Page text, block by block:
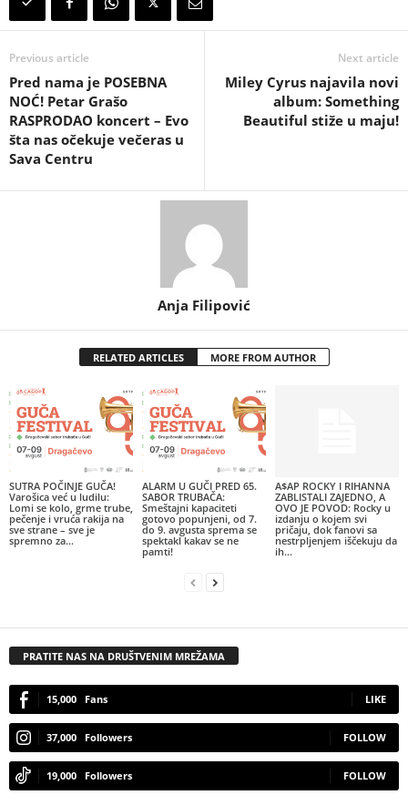
Previous article
Pred nama je POSEBNA
NOĆ! Petar Grašo
RASPRODAO koncert – Evo
šta nas očekuje večeras u
Sava Centru
Next article
Miley Cyrus najavila novi
album: Something
Beautiful stiže u maju!
Anja Filipović
RELATED ARTICLES MORE FROM AUTHOR
SUTRA POČINJE GUČA!
Varošica već u ludilu:
Lomi se kolo, grme trube,
pečenje i vruća rakija na
sve strane – sve je
spremno za...
ALARM U GUČI PRED 65.
SABOR TRUBAČA:
Smeštajni kapaciteti
gotovo popunjeni, od 7.
do 9. avgusta sprema se
spektakl kakav se ne
pamti!
A$AP ROCKY I RIHANNA
ZABLISTALI ZAJEDNO, A
OVO JE POVOD: Rocky u
izdanju o kojem svi
pričaju, dok fanovi sa
nestrpljenjem iščekuju da
ih...
PRATITE NAS NA DRUŠTVENIM MREŽAMA
15,000 Fans LIKE
37,000 Followers FOLLOW
19,000 Followers FOLLOW